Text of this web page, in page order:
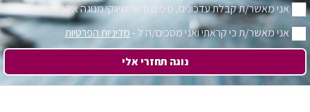
אני מאשר/ת קבלת עדכונים, טיפים ודיוור שיווקי מנוגה אלון
אני מאשר/ת כי קראתי ואני מסכים/ה ל -מדיניות הפרטיות
נוגה תחזרי אלי